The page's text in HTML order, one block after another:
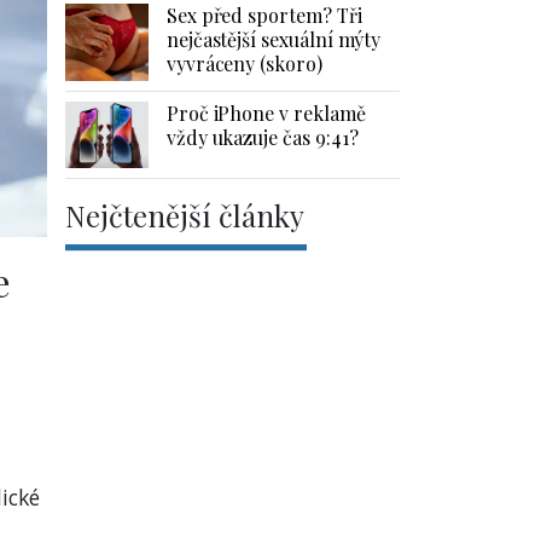
Sex před sportem? Tři
nejčastější sexuální mýty
vyvráceny (skoro)
Proč iPhone v reklamě
vždy ukazuje čas 9:41?
Nejčtenější články